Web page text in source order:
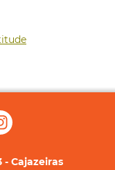
- Cajazeiras